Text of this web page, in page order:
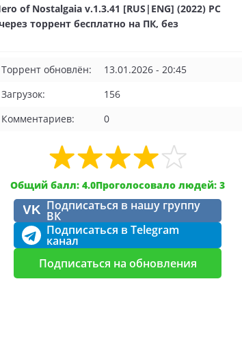
of Nostalgaia v.1.3.41 [RUS|ENG] (2022) PC
торрент бесплатно на ПК, без
Торрент обновлён:
13.01.2026 - 20:45
Загрузок:
156
Комментариев:
0
Общий балл: 4.0Проголосовало людей: 3
VK Подписаться в нашу группу
ВК
Подписаться в Telegram
канал
Подписаться на обновления